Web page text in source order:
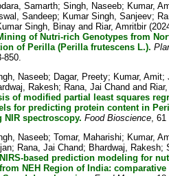
Samarth;Singh, Naseeb; Kumar,
Sandeep; Kumar Singh, Sanjeev;
Singh, Binay and Riar, Amritbir
of Nutri-rich Genotypes from
of Perilla (Perilla frutescens L.).
850.
Naseeb; Dagar, Preety; Kumar, Amit;
Rakesh; Rana, Jai Chand and
of modified partial least squares
for predicting protein content in
NIR spectroscopy. Food Bioscience, 61
Naseeb;Tomar, Maharishi; Kumar,
; Rana, Jai Chand; Bhardwaj, Rakesh;
NIRS-based prediction modeling for
NEH Region of India: